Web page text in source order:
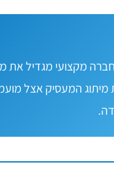
חברה מקצועי מגדיל את
מיתוג המעסיק אצל